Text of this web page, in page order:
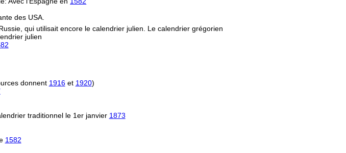
des USA.
qui utilisait encore le calendrier julien. Le calendrier grégorien
julien
donnent 1916et 1920)
traditionnel le 1er janvier 1873
1582